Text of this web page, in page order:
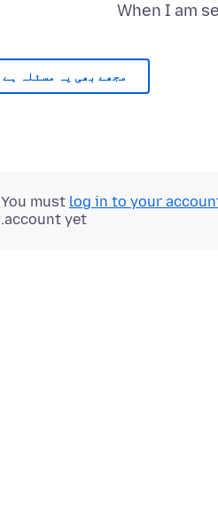
When I am
مجھے بھی یہ مسئلہ ہے
You must log in to your
account yet.